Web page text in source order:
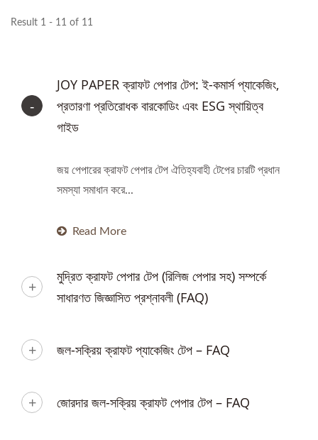
Result 1 - 11 of 11
JOY PAPER ক্রাফট পেপার টেপ: ই-কমার্স প্যাকেজিং,
প্রতারণা প্রতিরোধক বারকোডিং এবং ESG স্থায়িত্ব
গাইড
জয় পেপারের ক্রাফট পেপার টেপ ঐতিহ্যবাহী টেপের চারটি প্রধান
সমস্যা সমাধান করে...
Read More
মুদ্রিত ক্রাফট পেপার টেপ (রিলিজ পেপার সহ) সম্পর্কে
সাধারণত জিজ্ঞাসিত প্রশ্নাবলী (FAQ)
জল-সক্রিয় ক্রাফট প্যাকেজিং টেপ – FAQ
জোরদার জল-সক্রিয় ক্রাফট পেপার টেপ – FAQ